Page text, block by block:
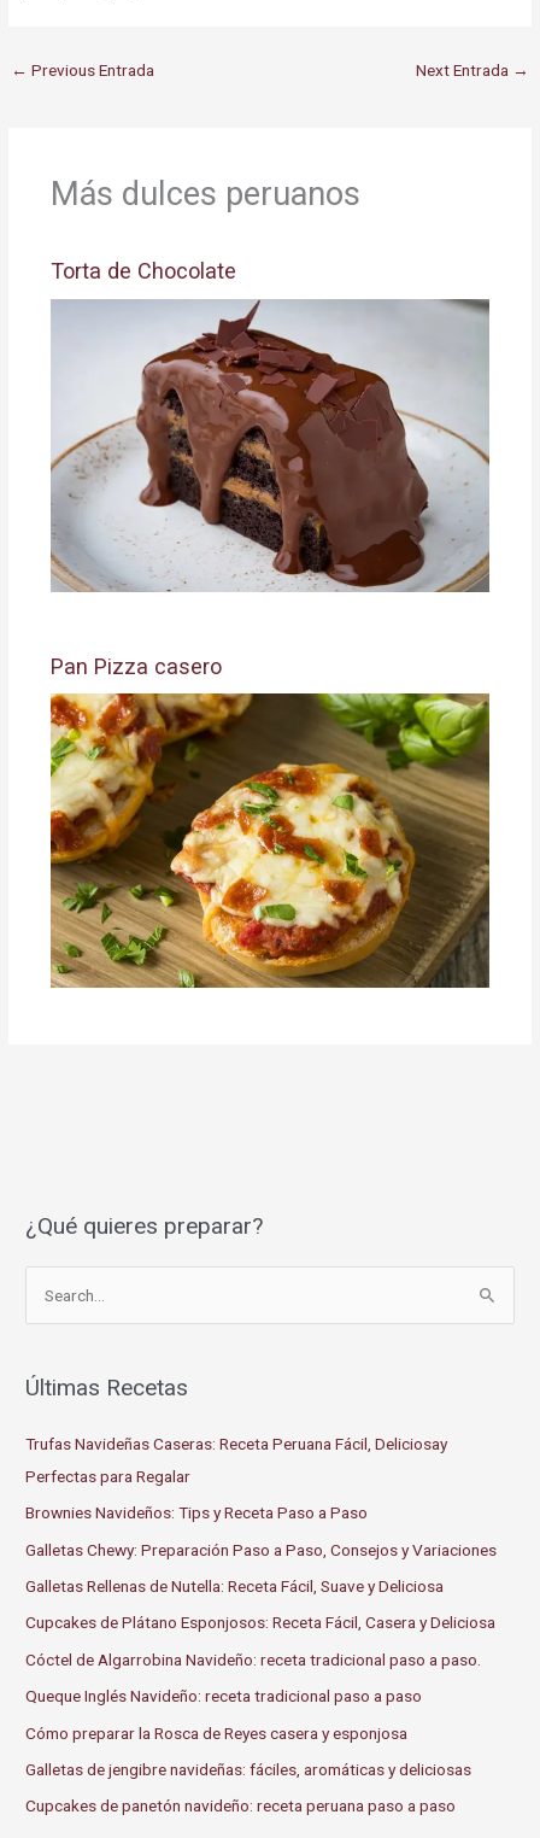
← Previous Entrada Next Entrada →
Más dulces peruanos
Torta de Chocolate
Pan Pizza casero
¿Qué quieres preparar?
r
h
f
o
r
Últimas Recetas
Trufas Navideñas Caseras: Receta Peruana Fácil, Deliciosay
Perfectas para Regalar
Brownies Navideños: Tips y Receta Paso a Paso
Galletas Chewy: Preparación Paso a Paso, Consejos y Variaciones
Galletas Rellenas de Nutella: Receta Fácil, Suave y Deliciosa
Cupcakes de Plátano Esponjosos: Receta Fácil, Casera y Deliciosa
Cóctel de Algarrobina Navideño: receta tradicional paso a paso.
Queque Inglés Navideño: receta tradicional paso a paso
Cómo preparar la Rosca de Reyes casera y esponjosa
Galletas de jengibre navideñas: fáciles, aromáticas y deliciosas
Cupcakes de panetón navideño: receta peruana paso a paso